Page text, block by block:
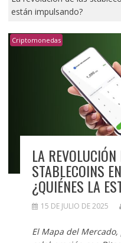
están impulsando?
Criptomonedas
LA
STABLECOINS
¿QUIÉNES LA
15 DE JULIO DE 2025
El Mapa del